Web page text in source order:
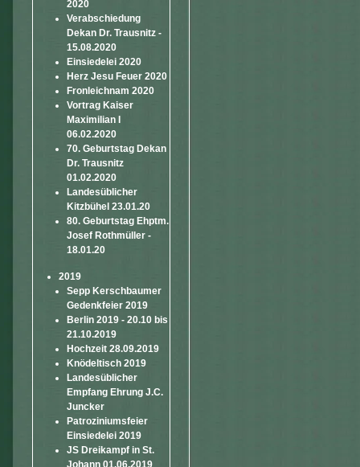
2020
Verabschiedung
Dekan Dr. Trausnitz -
15.08.2020
Einsiedelei 2020
Herz Jesu Feuer 2020
Fronleichnam 2020
Vortrag Kaiser
Maximilian I
06.02.2020
70. Geburtstag Dekan
Dr. Trausnitz
01.02.2020
Landesüblicher
Kitzbühel 23.01.20
80. Geburtstag Ehptm.
Josef Rothmüller -
18.01.20
2019
Sepp Kerschbaumer
Gedenkfeier 2019
Berlin 2019 - 20.10 bis
21.10.2019
Hochzeit 28.09.2019
Knödeltisch 2019
Landesüblicher
Empfang Ehrung J.C.
Juncker
Patroziniumsfeier
Einsiedelei 2019
JS Dreikampf in St.
Johann 01.06.2019